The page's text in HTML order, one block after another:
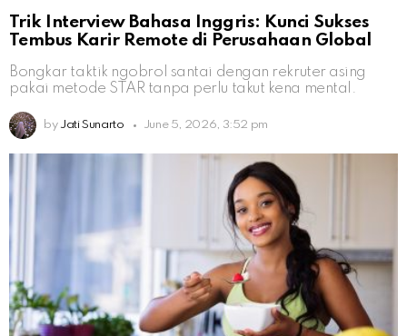
Trik Interview Bahasa Inggris: Kunci Sukses
Tembus Karir Remote di Perusahaan Global
Bongkar taktik ngobrol santai dengan rekruter asing
pakai metode STAR tanpa perlu takut kena mental.
by Jati Sunarto June 5, 2026, 3:52 pm